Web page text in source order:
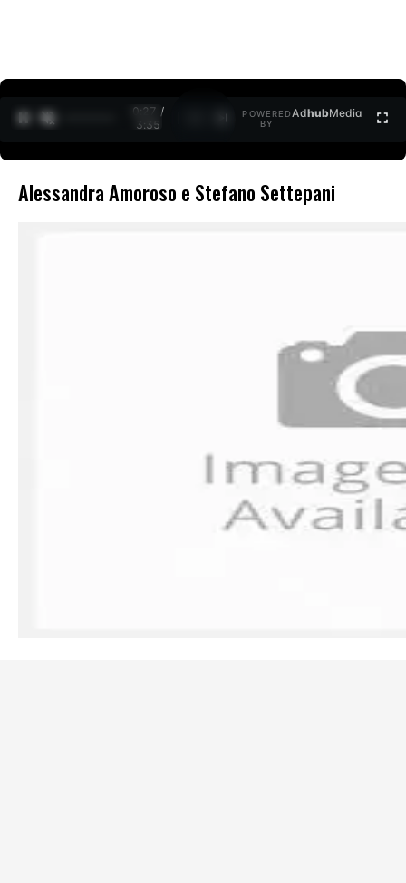
0:27 /
3:35
POWERED
BY
AdhubMedia
Alessandra Amoroso e Stefano Settepani